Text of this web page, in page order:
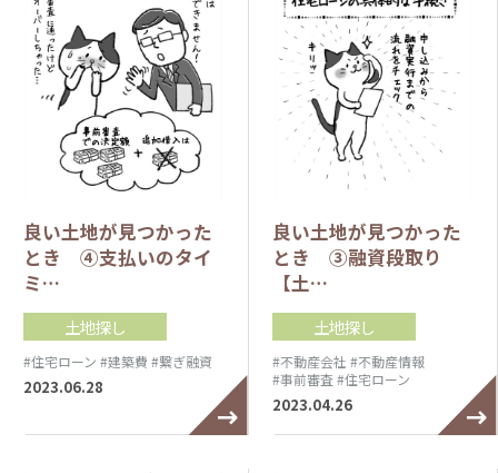
良い土地が見つかった
とき ④支払いのタイ
ミ…
土地探し
#住宅ローン #建築費 #繋ぎ融資
2023.06.28
良い土地が見つかった
とき ③融資段取り
【土…
土地探し
#不動産会社 #不動産情報
#事前審査#住宅ローン
2023.04.26